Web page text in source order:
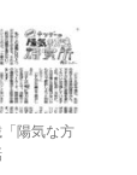
陽気な方